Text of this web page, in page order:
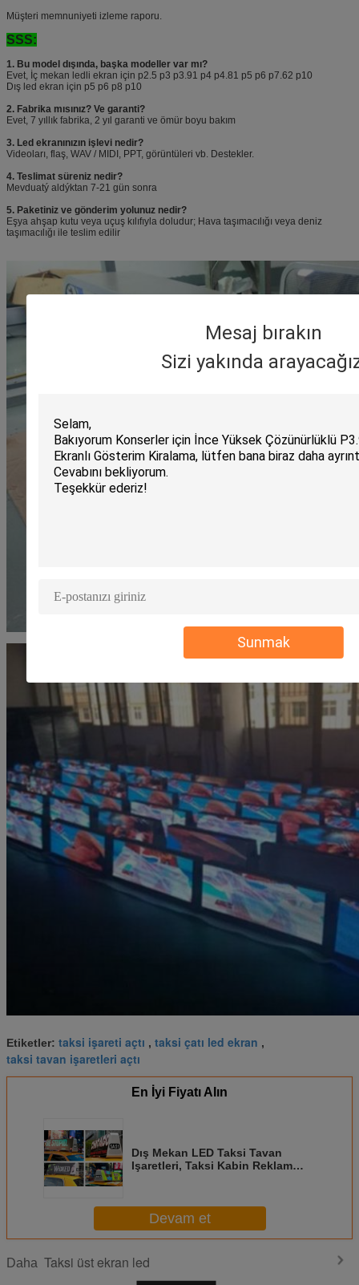
Mesaj bırakın
Sizi yakında
Sunmak
Müşteri memnuniyeti izleme raporu.
SSS:
1. Bu model dışında, başka modeller var mı?
Evet, İç mekan ledli ekran için p2.5 p3 p3.91 p4 p4.81 p5 p6 p7.62 p10
Dış led ekran için p5 p6 p8 p10
2. Fabrika mısınız? Ve garanti?
Evet, 7 yıllık fabrika, 2 yıl garanti ve ömür boyu bakım
3. Led ekranınızın işlevi nedir?
Videoları, flaş, WAV / MIDI, PPT, görüntüleri vb. Destekler.
4. Teslimat süreniz nedir?
Mevduatý aldýktan 7-21 gün sonra
5. Paketiniz ve gönderim yolunuz nedir?
Eşya ahşap kutu veya uçuş kılıfıyla doludur; Hava taşımacılığı veya deniz
taşımacılığı ile teslim edilir
Etiketler: taksi işareti açtı , taksi çatı led ekran ,
taksi tavan işaretleri açtı
En İyi Fiyatı Alın
Dış Mekan LED Taksi Tavan
Işaretleri, Taksi Kabin Reklam
Devam et
Daha Taksi üst ekran led